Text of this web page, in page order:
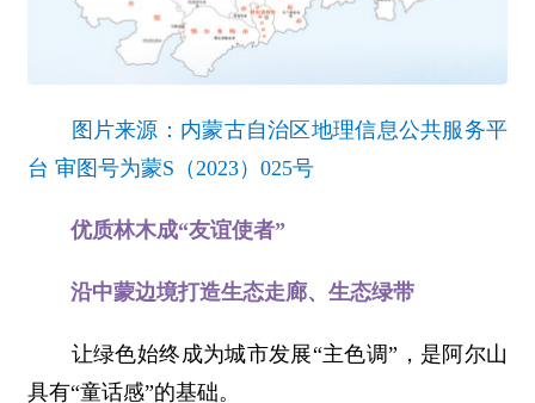
图片来源：内蒙古自治区地理信息公共服务平
台 审图号为蒙S（2023）025号
优质林木成“友谊使者”
沿中蒙边境打造生态走廊、生态绿带
让绿色始终成为城市发展“主色调”，是阿尔山
具有“童话感”的基础。